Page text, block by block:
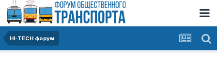
HI-TECH форум